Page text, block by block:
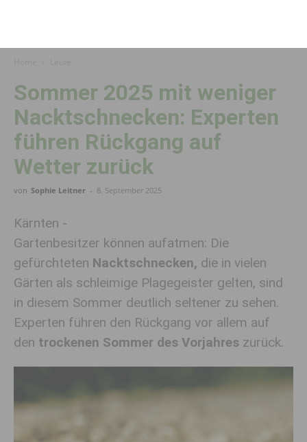
Sommer 2025 mit weniger
Nacktschnecken: Experten
führen Rückgang auf
Wetter zurück
von Sophie Leitner - 8. September 2025
Kärnten -
Gartenbesitzer können aufatmen: Die
gefürchteten Nacktschnecken, die in vielen
Gärten als schleimige Plagegeister gelten, sind
in diesem Sommer deutlich seltener zu sehen.
Experten führen den Rückgang vor allem auf
den trockenen Sommer des Vorjahres zurück.